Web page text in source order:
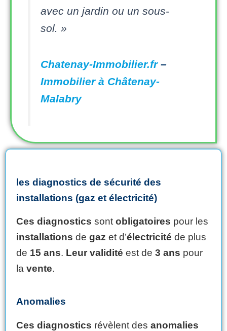
avec un jardin ou un sous-
sol. »
Chatenay-Immobilier.fr–
Immobilier à Châtenay-
Malabry
les diagnostics de sécurité des
installations (gaz et électricité)
Ces diagnostics sont obligatoires pour les
installations de gaz et d’électricité de plus
de 15 ans. Leur validité est de 3 ans pour
la vente.
Anomalies
Ces diagnostics révèlent des anomalies